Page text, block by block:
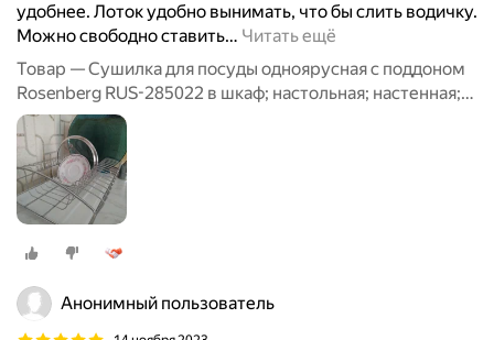
удобнее. Лоток удобно вынимать, что бы слить водичку.
Можно свободно ставить… Читать ещё
Товар — Сушилка для посуды одноярусная с поддоном
Rosenberg RUS-285022 в шкаф; настольная; настенная;
для столовых приборов; для стаканов; сушка для
посуды; посудосушитель; металлическая
Анонимный пользователь